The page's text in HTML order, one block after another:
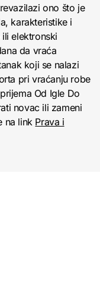
ono što je
karakteristike i
elektronski
da vraća
koji se nalazi
pri vraćanju robe
Od Igle Do
novac ili zameni
na link Prava i